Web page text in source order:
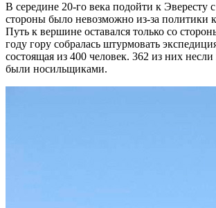
В середине 20-го века подойти к Эвересту
стороны было невозможно из-за политики
Путь к вершине оставался только со
году гору собралась штурмовать
состоящая из 400 человек. 362 из них
были носильщиками.